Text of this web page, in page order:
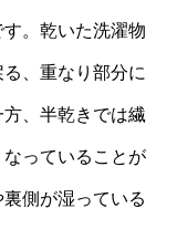
。乾いた洗濯物
、重なり部分に
、半乾きでは繊
っていることが
側が湿っている